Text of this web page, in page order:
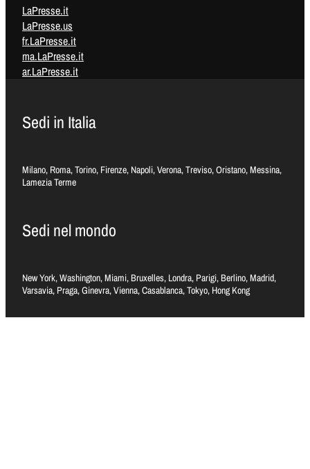
LaPresse.it
LaPresse.us
fr.LaPresse.it
ma.LaPresse.it
ar.LaPresse.it
Sedi in Italia
Milano, Roma, Torino, Firenze, Napoli, Verona, Treviso, Oristano, Messina,
Lamezia Terme
Sedi nel mondo
New York, Washington, Miami, Bruxelles, Londra, Parigi, Berlino, Madrid,
Varsavia, Praga, Ginevra, Vienna, Casablanca, Tokyo, Hong Kong